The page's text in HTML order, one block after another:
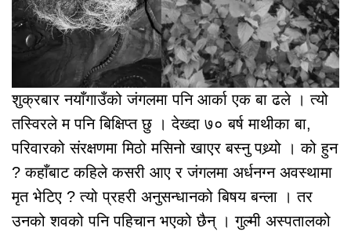
शुक्रबार नयाँगाउँको जंगलमा पनि आर्का एक बा ढले । त्यो
तस्विरले म पनि बिक्षिप्त छु । देख्दा ७० बर्ष माथीका बा,
परिवारको संरक्षणमा मिठो मसिनो खाएर बस्नु पथ्र्यो । को हुन
? कहाँबाट कहिले कसरी आए र जंगलमा अर्धनग्न अवस्थामा
मृत भेटिए ? त्यो प्रहरी अनुसन्धानको बिषय बन्ला । तर
उनको शवको पनि पहिचान भएको छैन् । गुल्मी अस्पतालको